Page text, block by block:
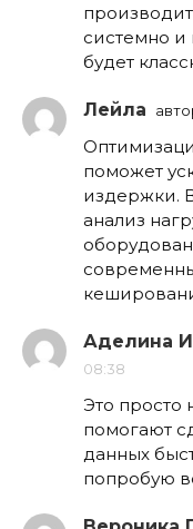
системно и
будет
Лейла
поможет
издержки.
анализ
Аделина
08:38
Это просто
помогают
данных
попробую